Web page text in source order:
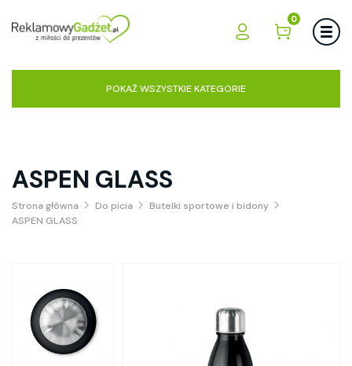
0
POKAŻ WSZYSTKIE KATEGORIE
ASPEN GLASS
Strona główna Do picia
Butelki sportowe i bidony
ASPEN GLASS